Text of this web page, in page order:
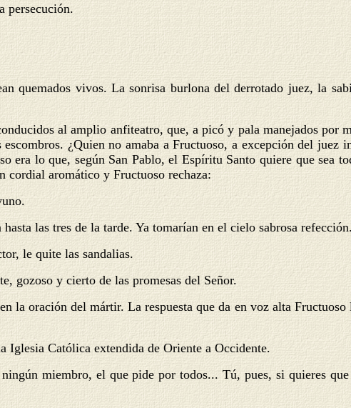
persecución.
quemados vivos. La sonrisa burlona del derrotado juez, la
al amplio anfiteatro, que, a picó y pala manejados por
¿Quien no amaba a Fructuoso, a excepción del
era lo que, según San Pablo, el Espíritu Santo quiere que sea
cordial aromático y Fructuoso rechaza:
las tres de la tarde. Ya tomarían en el cielo sabrosa refección.
le quite las sandalias.
gozoso y cierto de las promesas del Señor.
la oración del mártir. La respuesta que da en voz alta
Iglesia Católica extendida de Oriente a Occidente.
miembro, el que pide por todos... Tú, pues, si quieres